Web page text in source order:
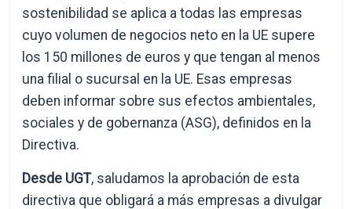
sostenibilidad se aplica a todas las empresas
cuyo volumen de negocios neto en la UE supere
los 150 millones de euros y que tengan al menos
una filial o sucursal en la UE. Esas empresas
deben informar sobre sus efectos ambientales,
sociales y de gobernanza (ASG), definidos en la
Directiva.
Desde UGT, saludamos la aprobación de esta
directiva que obligará a más empresas a divulgar